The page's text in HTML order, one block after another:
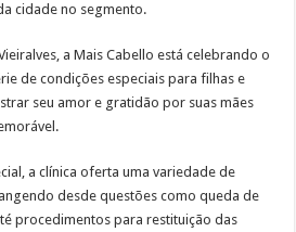
cidade no segmento.
a Mais Cabello está celebrando o
de condições especiais para filhas e
seu amor e gratidão por suas mães
a clínica oferta uma variedade de
desde questões como queda de
procedimentos para restituição das